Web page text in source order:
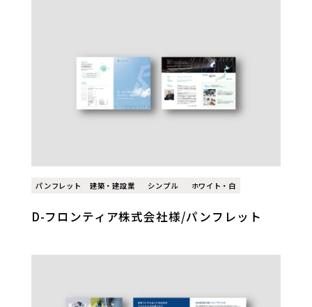
パンフレット 建築・建設業 シンプル ホワイト・白
D-フロンティア株式会社様/パンフレット